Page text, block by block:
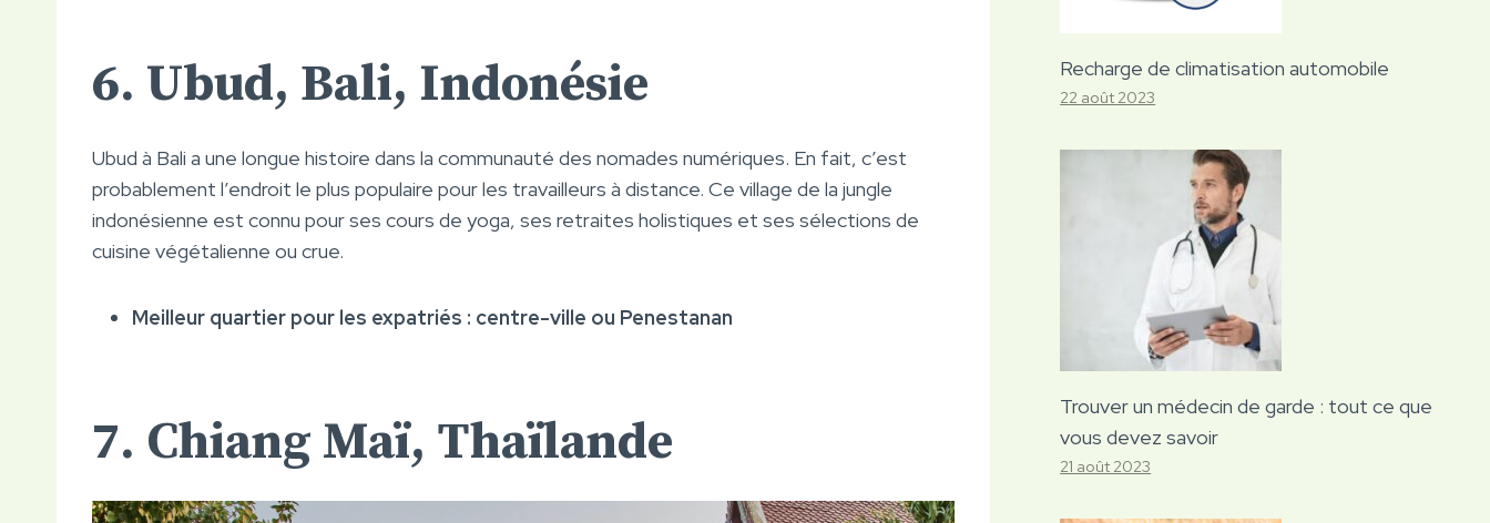
6. Ubud, Bali, Indonésie
Ubud à Bali a une longue histoire dans la communauté des nomades numériques. En fait, c’est
probablement l’endroit le plus populaire pour les travailleurs à distance. Ce village de la jungle
indonésienne est connu pour ses cours de yoga, ses retraites holistiques et ses sélections de
cuisine végétalienne ou crue.
Meilleur quartier pour les expatriés : centre-ville ou Penestanan
7. Chiang Maï, Thaïlande
Recharge de climatisation automobile
22 août 2023
Trouver un médecin de garde : tout ce que
vous devez savoir
21 août 2023